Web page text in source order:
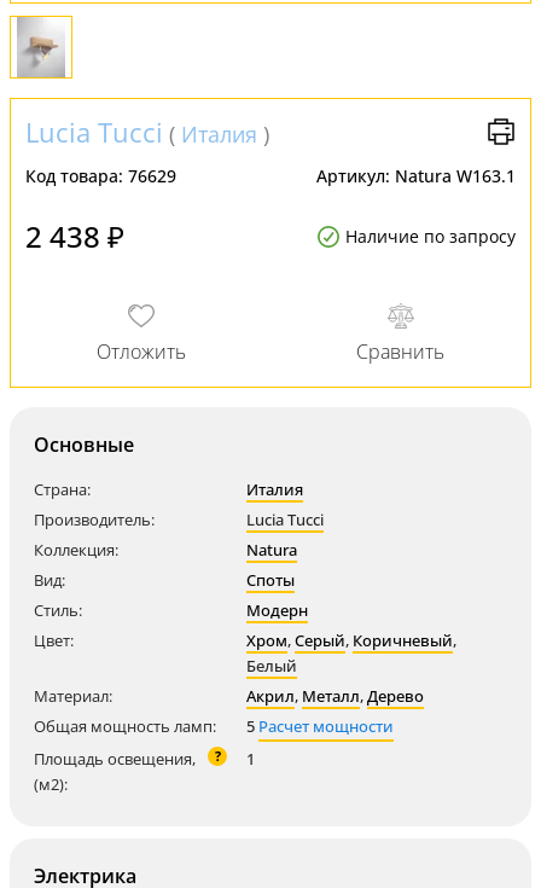
Lucia Tucci ( Италия )
Код товара: 76629 Артикул: Natura W163.1
2 438 ₽ Наличие по запросу
Основные
Страна:
Италия
Производитель:
Lucia Tucci
Коллекция:
Natura
Вид:
Споты
Стиль:
Модерн
Цвет:
Хром,Серый, Коричневый,
Белый
Материал:
Акрил, Металл,Дерево
Общая мощность ламп:
5 Расчет мощности
Площадь освещения,
(м2):
? 1
Электрика